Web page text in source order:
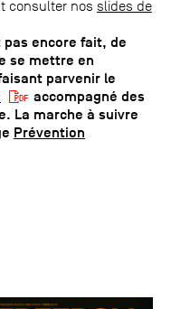
consulter nos slides de
encore fait, de
se mettre en
parvenir le
accompagné des
La marche à suivre
Prévention